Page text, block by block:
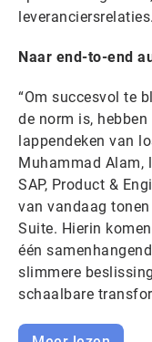
leveranciersrelaties.
Naar end-to-end
“Om succesvol te
de norm is,
lappendeken van
Muhammad Alam,
SAP, Product &
van vandaag
Suite. Hierin
één
slimmere
schaalbare